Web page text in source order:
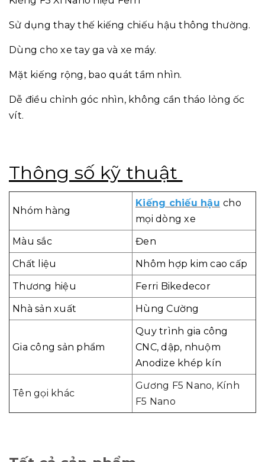
Sử dụng thay thế kiếng chiếu hậu thông thường.
Dùng cho xe tay ga và xe máy.
Mặt kiếng rộng, bao quát tầm nhìn.
Dễ điều chỉnh góc nhìn, không cần tháo lỏng ốc
vít.
Thông số kỹ thuật
Nhóm hàng
Kiếng chiếu hậu cho
mọi dòng xe
Màu sắc
Đen
Chất liệu
Nhôm hợp kim cao cấp
Thương hiệu
Ferri Bikedecor
Nhà sản xuất
Hùng Cường
Gia công sản phẩm
Quy trình gia công
CNC, dập, nhuộm
Anodize khép kín
Tên gọi khác
Gương F5 Nano, Kính
F5 Nano